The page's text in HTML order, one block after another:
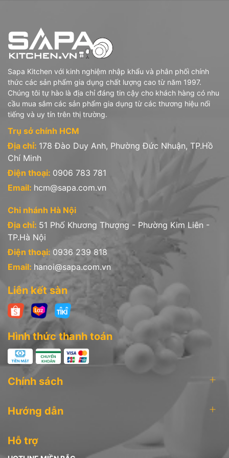
Sapa Kitchen với kinh nghiệm nhập khẩu và phân phối chính
thức các sản phẩm gia dụng chất lượng cao từ năm 1997.
Chúng tôi tự hào là địa chỉ đáng tin cậy cho khách hàng có nhu
cầu mua sắm các sản phẩm gia dụng từ các thương hiệu nổi
tiếng và uy tín trên thị trường.
Trụ sở chính HCM
Địa chỉ: 178 Đào Duy Anh, Phường Đức Nhuận, TP.Hồ
Chí Minh
Điện thoại: 0906 783 781
Email: hcm@sapa.com.vn
Chi nhánh Hà Nội
Địa chỉ: 51 Phố Khương Thượng - Phường Kim Liên -
TP.Hà Nội
Điện thoại: 0936 239 818
Email: hanoi@sapa.com.vn
Liên kết sàn
Hình thức thanh toán
Chính sách
Hướng dẫn
Hỗ trợ